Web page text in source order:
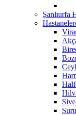
Şanlıurfa